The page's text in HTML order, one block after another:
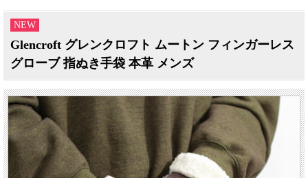
NEW
Glencroft グレンクロフト ムートン フィンガーレス
グローブ 指ぬき手袋 本革 メンズ